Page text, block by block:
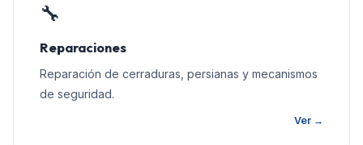
🔧
Reparaciones
Reparación de cerraduras, persianas y mecanismos
de seguridad.
Ver →